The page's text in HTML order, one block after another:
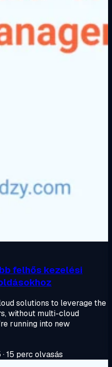
felhős kezelési
solutions to leverage the
without multi-cloud
running into new
·15 perc olvasás